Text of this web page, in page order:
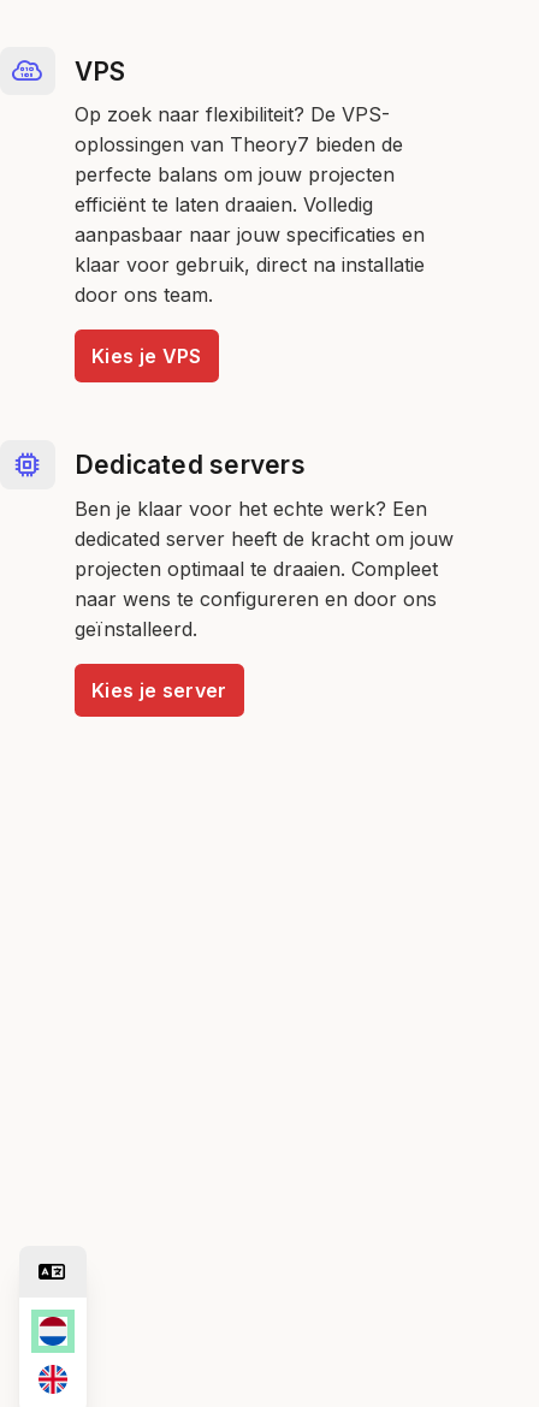
VPS
Op zoek naar flexibiliteit? De VPS-
oplossingen van Theory7 bieden de
perfecte balans om jouw projecten
efficiënt te laten draaien. Volledig
aanpasbaar naar jouw specificaties en
klaar voor gebruik, direct na installatie
door ons team.
Kies je VPS
Dedicated servers
Ben je klaar voor het echte werk? Een
dedicated server heeft de kracht om jouw
projecten optimaal te draaien. Compleet
naar wens te configureren en door ons
geïnstalleerd.
Kies je server